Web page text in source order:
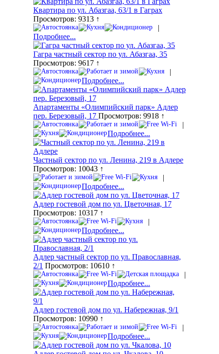
Квартира по ул. Абазгаа, 63/1 в Гаграх
Просмотров: 9313 ↑
|
Подробнее...
Гагра частный сектор по ул. Абазгаа, 35
Просмотров: 9617 ↑
|
Подробнее...
Апартаменты «Олимпийский парк» Адлер
пер. Березовый, 17 Просмотров: 9918 ↑
|
Подробнее...
Частный сектор по ул. Ленина, 219 в Адлере
Просмотров: 10043 ↑
|
Подробнее...
Адлер гостевой дом по ул. Цветочная, 17
Просмотров: 10317 ↑
|
Подробнее...
Адлер частный сектор по ул. Православная,
2/1 Просмотров: 10610 ↑
|
Подробнее...
Адлер гостевой дом по ул. Набережная, 9/1
Просмотров: 10990 ↑
|
Подробнее...